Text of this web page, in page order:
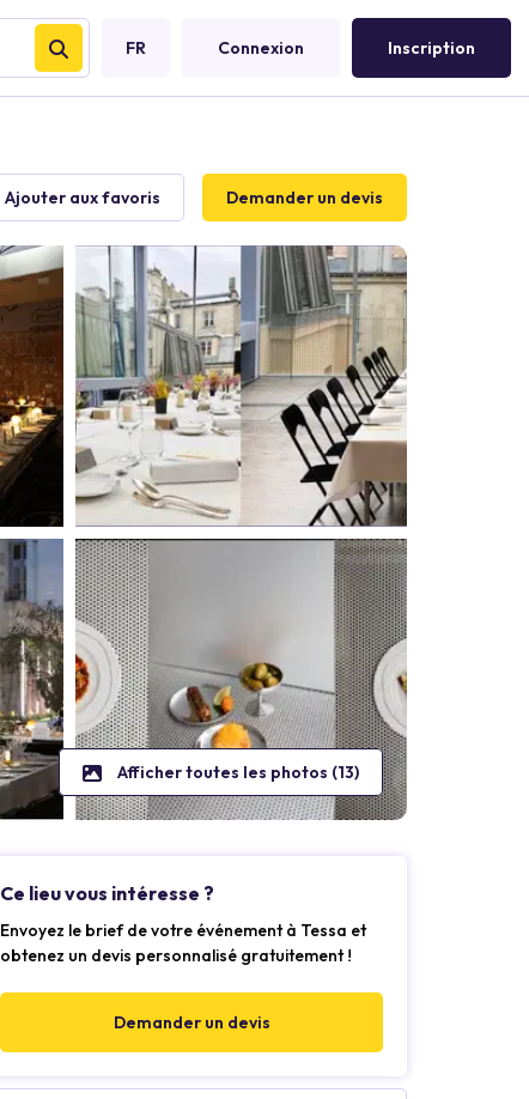
FR Connexion Inscription
Ajouter aux favoris Demander un devis
Afficher toutes les photos (13)
Ce lieu vous intéresse ?
Envoyez le brief de votre événement à Tessa et
obtenez un devis personnalisé gratuitement !
Demander un devis